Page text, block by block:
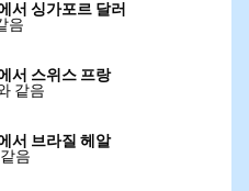
싱가포르 달러
음
스위스 프랑
같음
브라질 헤알
음